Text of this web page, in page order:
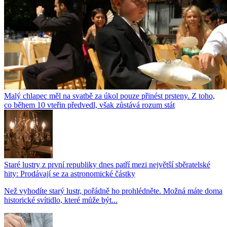
Malý chlapec měl na svatbě za úkol pouze přinést prsteny. Z toho,
co během 10 vteřin předvedl, však zůstává rozum stát
Staré lustry z první republiky dnes patří mezi největší sběratelské
hity: Prodávají se za astronomické částky
Než vyhodíte starý lustr, pořádně ho prohlédněte. Možná máte doma
historické svítidlo, které může být...